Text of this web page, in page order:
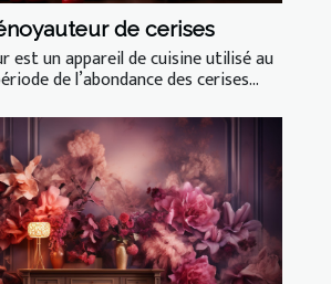
de cerises
est un appareil de cuisine utilisé au
de l’abondance des cerises...